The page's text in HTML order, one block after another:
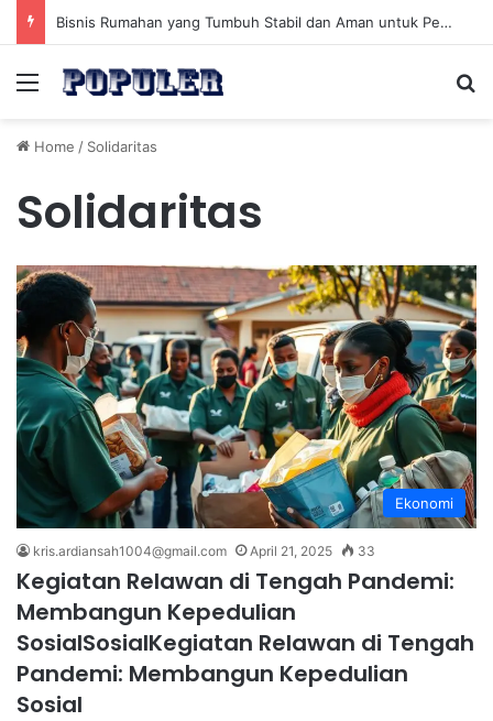
Bisnis Rumahan yang Tumbuh Stabil dan Aman untuk Pendapatan Jangka Panjang
Menu
Home / Solidaritas
Solidaritas
Ekonomi
kris.ardiansah1004@gmail.com April 21, 2025 33
Kegiatan Relawan di Tengah Pandemi:
Membangun Kepedulian
SosialSosialKegiatan Relawan di Tengah
Pandemi: Membangun Kepedulian
Sosial